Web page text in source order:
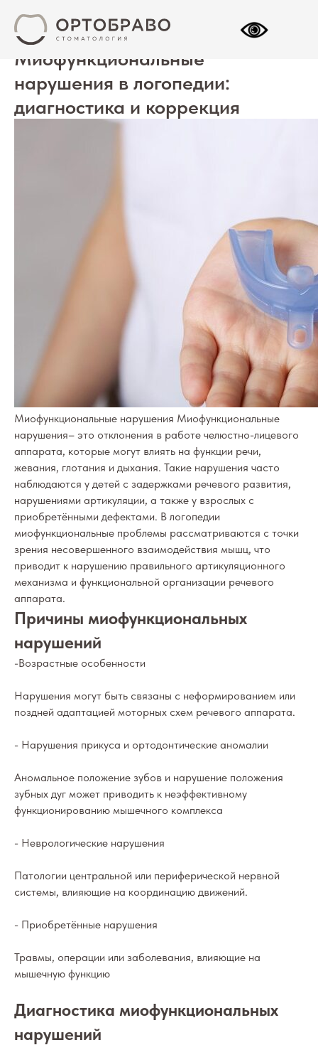
Миофункциональные
нарушения в логопедии:
диагностика и коррекция
Миофункциональные нарушения Миофункциональные
нарушения– это отклонения в работе челюстно-лицевого
аппарата, которые могут влиять на функции речи,
жевания, глотания и дыхания. Такие нарушения часто
наблюдаются у детей с задержками речевого развития,
нарушениями артикуляции, а также у взрослых с
приобретёнными дефектами. В логопедии
миофункциональные проблемы рассматриваются с точки
зрения несовершенного взаимодействия мышц, что
приводит к нарушению правильного артикуляционного
механизма и функциональной организации речевого
аппарата.
Причины миофункциональных
нарушений
-Возрастные особенности
Нарушения могут быть связаны с неформированием или
поздней адаптацией моторных схем речевого аппарата.
- Нарушения прикуса и ортодонтические аномалии
Аномальное положение зубов и нарушение положения
зубных дуг может приводить к неэффективному
функционированию мышечного комплекса
- Неврологические нарушения
Патологии центральной или периферической нервной
системы, влияющие на координацию движений.
- Приобретённые нарушения
Травмы, операции или заболевания, влияющие на
мышечную функцию
Диагностика миофункциональных
нарушений